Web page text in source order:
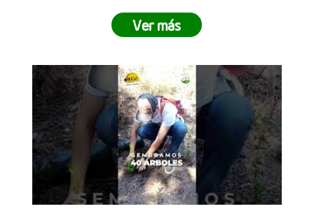
poderoso que es el trabajo en equipo.
está lista para ser parte del cambio?
única de siembra empresarial. Conoce cómo en
www.reddearboles.org
Ver más